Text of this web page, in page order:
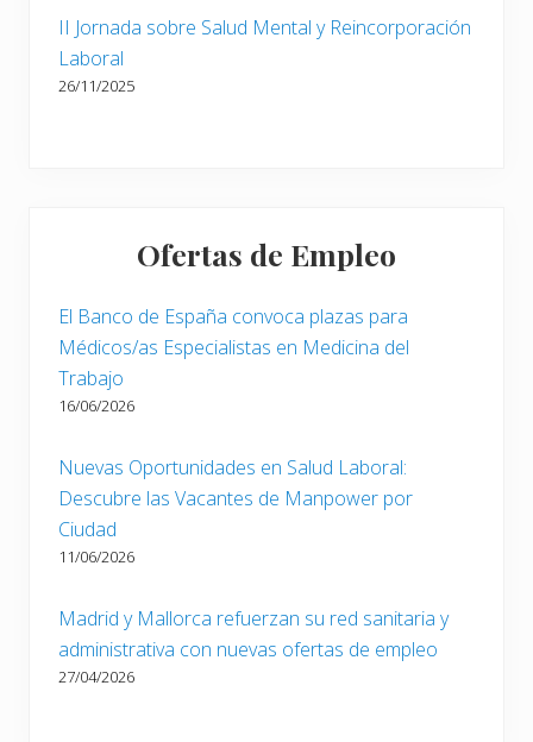
II Jornada sobre Salud Mental y Reincorporación
Laboral
26/11/2025
Ofertas de Empleo
El Banco de España convoca plazas para
Médicos/as Especialistas en Medicina del
Trabajo
16/06/2026
Nuevas Oportunidades en Salud Laboral:
Descubre las Vacantes de Manpower por
Ciudad
11/06/2026
Madrid y Mallorca refuerzan su red sanitaria y
administrativa con nuevas ofertas de empleo
27/04/2026